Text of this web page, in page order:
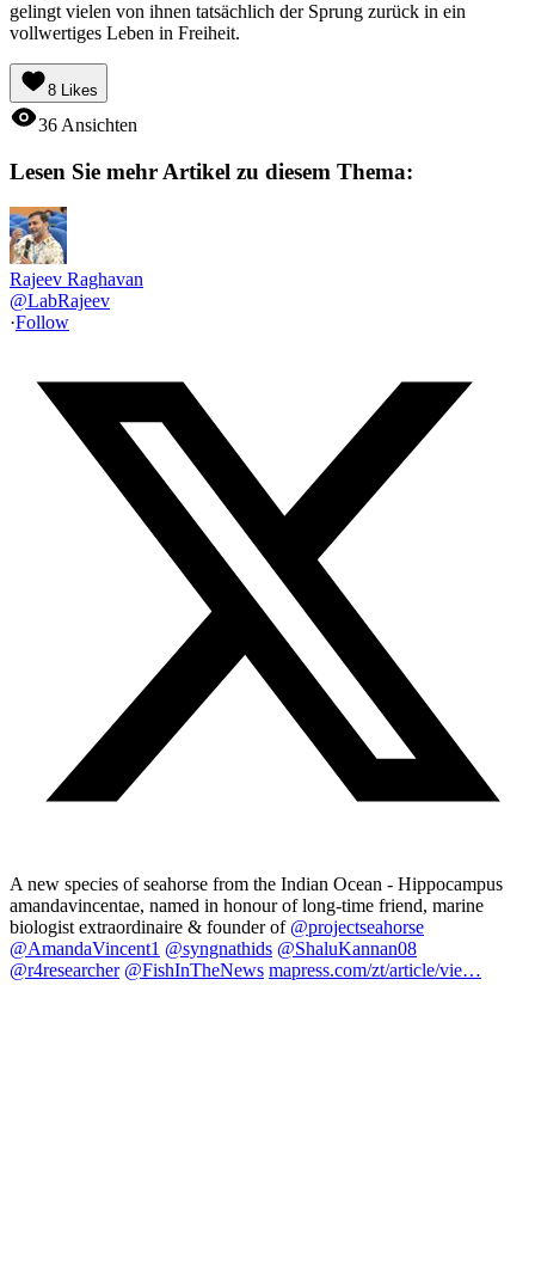
gelingt vielen von ihnen tatsächlich der Sprung zurück in ein
vollwertiges Leben in Freiheit.
8 Likes
36 Ansichten
Lesen Sie mehr Artikel zu diesem Thema:
Rajeev Raghavan
@LabRajeev
·Follow
A new species of seahorse from the Indian Ocean - Hippocampus
amandavincentae, named in honour of long-time friend, marine
biologist extraordinaire & founder of @projectseahorse
@AmandaVincent1 @syngnathids @ShaluKannan08
@r4researcher @FishInTheNews mapress.com/zt/article/vie…